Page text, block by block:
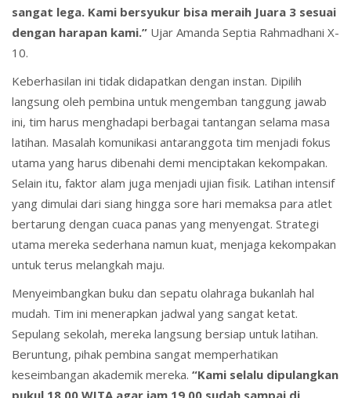
sangat lega. Kami bersyukur bisa meraih Juara 3 sesuai
dengan harapan kami.” Ujar Amanda Septia Rahmadhani X-
10.
Keberhasilan ini tidak didapatkan dengan instan. Dipilih
langsung oleh pembina untuk mengemban tanggung jawab
ini, tim harus menghadapi berbagai tantangan selama masa
latihan. Masalah komunikasi antaranggota tim menjadi fokus
utama yang harus dibenahi demi menciptakan kekompakan.
Selain itu, faktor alam juga menjadi ujian fisik. Latihan intensif
yang dimulai dari siang hingga sore hari memaksa para atlet
bertarung dengan cuaca panas yang menyengat. Strategi
utama mereka sederhana namun kuat, menjaga kekompakan
untuk terus melangkah maju.
Menyeimbangkan buku dan sepatu olahraga bukanlah hal
mudah. Tim ini menerapkan jadwal yang sangat ketat.
Sepulang sekolah, mereka langsung bersiap untuk latihan.
Beruntung, pihak pembina sangat memperhatikan
keseimbangan akademik mereka. “Kami selalu dipulangkan
pukul 18.00 WITA agar jam 19.00 sudah sampai di